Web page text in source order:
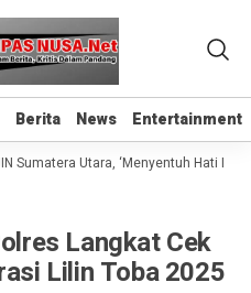
Berita News Entertainment
Berita News Entertainment
Utara, ‘Menyentuh Hati Lewat
Langkat Cek
Lilin Toba 2025